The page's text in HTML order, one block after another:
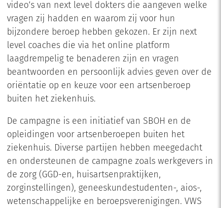
video’s van next level dokters die aangeven welke
vragen zij hadden en waarom zij voor hun
bijzondere beroep hebben gekozen. Er zijn next
level coaches die via het online platform
laagdrempelig te benaderen zijn en vragen
beantwoorden en persoonlijk advies geven over de
oriëntatie op en keuze voor een artsenberoep
buiten het ziekenhuis.
De campagne is een initiatief van SBOH en de
opleidingen voor artsenberoepen buiten het
ziekenhuis. Diverse partijen hebben meegedacht
en ondersteunen de campagne zoals werkgevers in
de zorg (GGD-en, huisartsenpraktijken,
zorginstellingen), geneeskundestudenten-, aios-,
wetenschappelijke en beroepsverenigingen. VWS